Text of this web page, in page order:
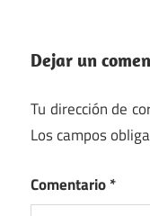
Dejar un
Tu dirección de
Los campos
Comentario*